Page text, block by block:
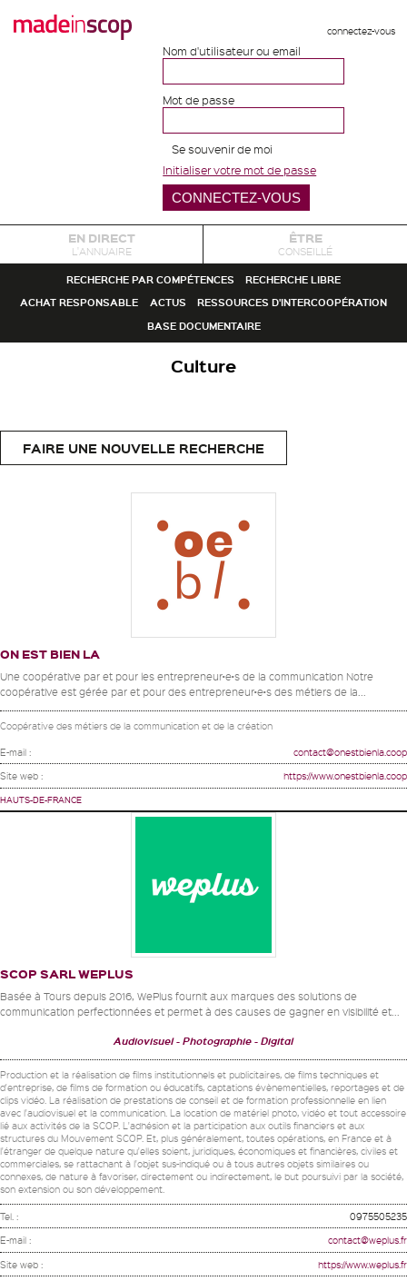
connectez-vous
Nom d'utilisateur ou email
Mot de passe
Se souvenir de moi
Initialiser votre mot de passe
EN DIRECT
L'ANNUAIRE
ÊTRE
CONSEILLÉ
RECHERCHE PAR COMPÉTENCES
RECHERCHE LIBRE
ACHAT RESPONSABLE
ACTUS
RESSOURCES D'INTERCOOPÉRATION
BASE DOCUMENTAIRE
Culture
FAIRE UNE NOUVELLE RECHERCHE
ON EST BIEN LA
Une coopérative par et pour les entrepreneur•e•s de la communication Notre
coopérative est gérée par et pour des entrepreneur•e•s des métiers de la...
Coopérative des métiers de la communication et de la création
E-mail : contact@onestbienla.coop
Site web : https://www.onestbienla.coop
HAUTS-DE-FRANCE
SCOP SARL WEPLUS
Basée à Tours depuis 2016, WePlus fournit aux marques des solutions de
communication perfectionnées et permet à des causes de gagner en visibilité et...
Audiovisuel Photographie Digital
Production et la réalisation de films institutionnels et publicitaires, de films techniques et
d'entreprise, de films de formation ou éducatifs, captations évènementielles, reportages et de
clips vidéo. La réalisation de prestations de conseil et de formation professionnelle en lien
avec l'audiovisuel et la communication. La location de matériel photo, vidéo et tout accessoire
lié aux activités de la SCOP. L'adhésion et la participation aux outils financiers et aux
structures du Mouvement SCOP. Et, plus généralement, toutes opérations, en France et à
l'étranger de quelque nature qu'elles soient, juridiques, économiques et financières, civiles et
commerciales, se rattachant à l'objet sus-indiqué ou à tous autres objets similaires ou
connexes, de nature à favoriser, directement ou indirectement, le but poursuivi par la société,
son extension ou son développement.
Tel. : 0975505235
E-mail : contact@weplus.fr
Site web : https://www.weplus.fr